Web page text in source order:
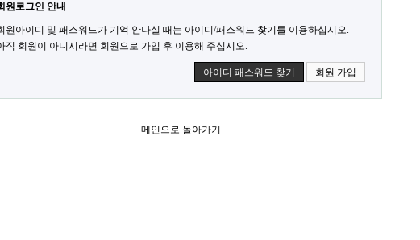
원로그인 안내
원아이디 및 패스워드가 기억 안나실 때는 아이디/패스워드 찾기를 이용하십시오.
직 회원이 아니시라면 회원으로 가입 후 이용해 주십시오.
아이디 패스워드 찾기 회원 가입
메인으로 돌아가기